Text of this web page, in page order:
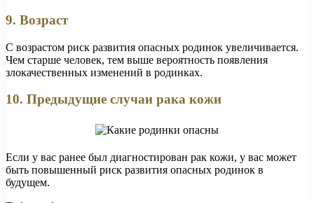
9. Возраст
С возрастом риск развития опасных родинок увеличивается.
Чем старше человек, тем выше вероятность появления
злокачественных изменений в родинках.
10. Предыдущие случаи рака кожи
Если у вас ранее был диагностирован рак кожи, у вас может
быть повышенный риск развития опасных родинок в
будущем.